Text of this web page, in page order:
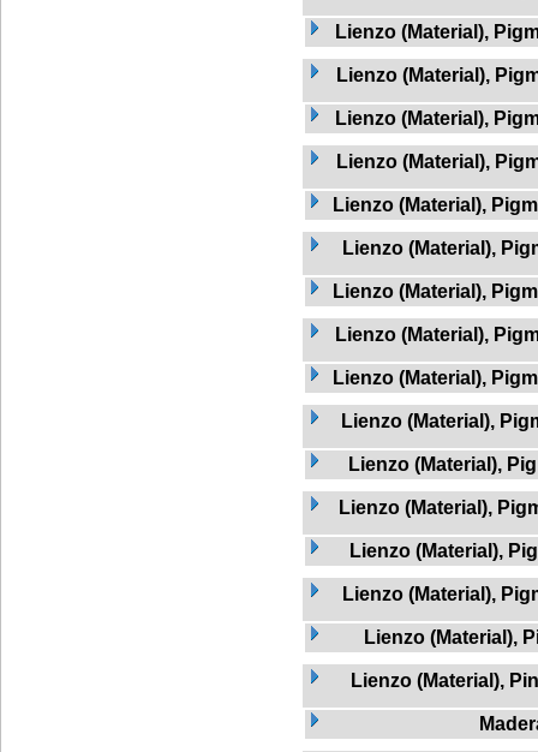
Lienzo (Material),
Lienzo (Material),
Lienzo (Material),
Lienzo (Material),
Lienzo (Material),
Lienzo (Material),
Lienzo (Material),
Lienzo (Material),
Lienzo (Material),
Lienzo (Material),
Lienzo (Material),
Lienzo (Material),
Lienzo (Material),
Lienzo (Material),
Lienzo (Material),
Lienzo (Material),